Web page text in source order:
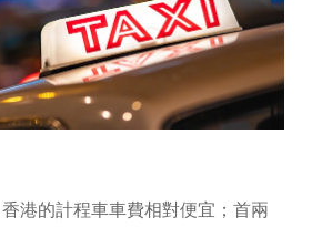
港的計程車車費相對便宜；首兩